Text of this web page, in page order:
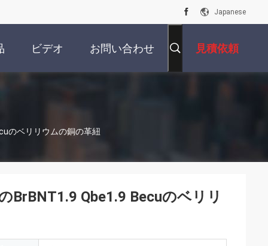
Japanese
ビデオ お問い合わせ 見積依頼
のベリリウムの銅の革紐
Qbe1.9 Becuのベリリ